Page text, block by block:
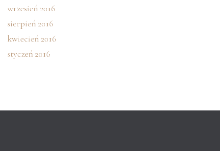
wrzesień 2016
sierpień 2016
kwiecień 2016
styczeń 2016